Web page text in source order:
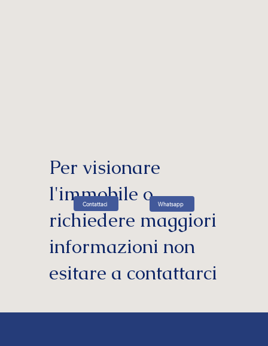
Per visionare
l'immobile o
richiedere maggiori
informazioni non
esitare a contattarci
Contattaci Whatsapp